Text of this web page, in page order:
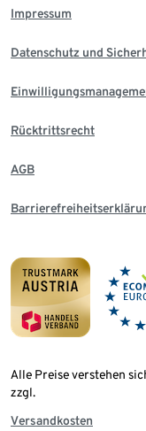
Impressum
Datenschutz und
Rücktrittsrecht
AGB
Alle Preise verstehen
zzgl.
Versandkosten